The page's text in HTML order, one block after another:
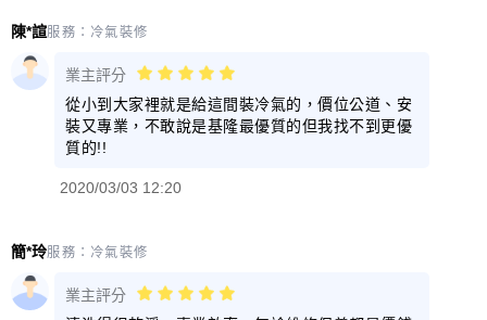
陳*諠服務： 冷氣裝修
業主評分
從小到大家裡就是給這間裝冷氣的，價位公道、安
裝又專業，不敢說是基隆最優質的但我找不到更優
質的!!
2020/03/03 12:20
簡*玲服務： 冷氣裝修
業主評分